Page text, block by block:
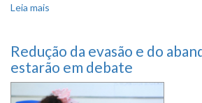
Leia mais
Redução da evasão e do
estarão em debate